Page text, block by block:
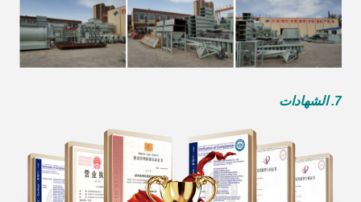
7. الشهادات